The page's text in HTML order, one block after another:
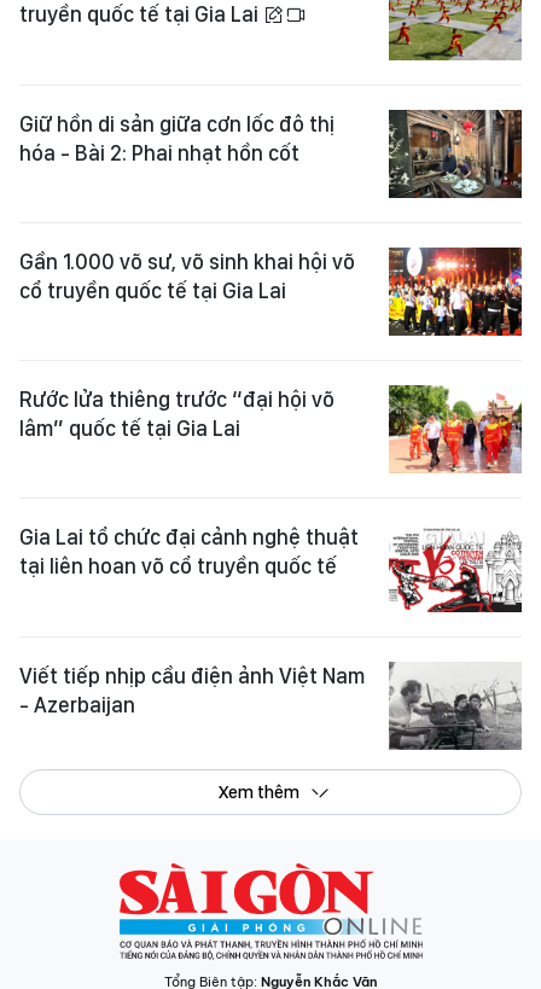
truyền quốc tế tại Gia Lai
Giữ hồn di sản giữa cơn lốc đô thị
hóa - Bài 2: Phai nhạt hồn cốt
Gần 1.000 võ sư, võ sinh khai hội võ
cổ truyền quốc tế tại Gia Lai
Rước lửa thiêng trước “đại hội võ
lâm” quốc tế tại Gia Lai
Gia Lai tổ chức đại cảnh nghệ thuật
tại liên hoan võ cổ truyền quốc tế
Viết tiếp nhịp cầu điện ảnh Việt Nam
- Azerbaijan
Xem thêm
Tổng Biên tập: Nguyễn Khắc Văn